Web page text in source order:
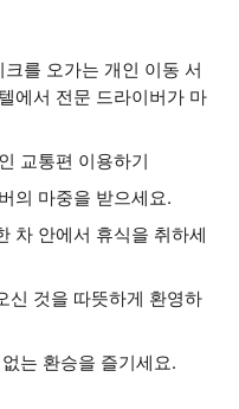
를 오가는 개인 이동 서
에서 전문 드라이버가 마
교통편 이용하기
의 마중을 받으세요.
차 안에서 휴식을 취하세
신 것을 따뜻하게 환영하
는 환승을 즐기세요.